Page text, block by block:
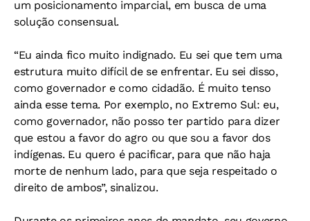
um posicionamento imparcial, em busca de uma
solução consensual.
“Eu ainda fico muito indignado. Eu sei que tem uma
estrutura muito difícil de se enfrentar. Eu sei disso,
como governador e como cidadão. É muito tenso
ainda esse tema. Por exemplo, no Extremo Sul: eu,
como governador, não posso ter partido para dizer
que estou a favor do agro ou que sou a favor dos
indígenas. Eu quero é pacificar, para que não haja
morte de nenhum lado, para que seja respeitado o
direito de ambos”, sinalizou.